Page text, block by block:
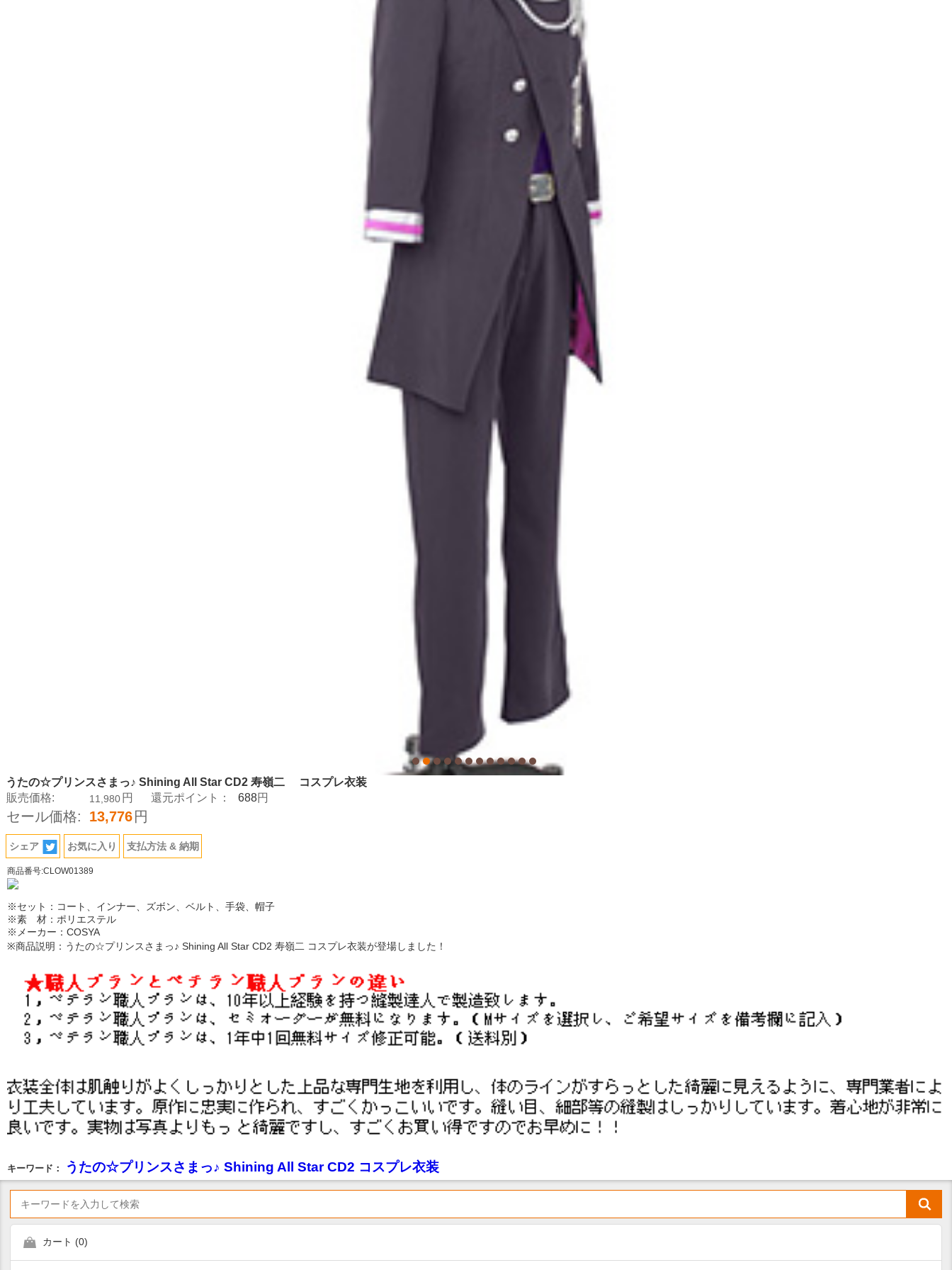
うたの☆プリンスさまっ♪ Shining All Star CD2 寿嶺二 コスプレ衣装
販売価格:
11,980 円 還元ポイント： 688円
セール価格: 13,776 円
シェア お気に入り 支払方法 & 納期
商品番号:CLOW01389
※セット：コート、インナー、ズボン、ベルト、手袋、帽子
※素 材：ポリエステル
※メーカー：COSYA
※商品説明：うたの☆プリンスさまっ♪ Shining All Star CD2 寿嶺二 コスプレ衣装が登場しました！
キーワード： うたの☆プリンスさまっ♪ Shining All Star CD2 コスプレ衣装
カート (0)